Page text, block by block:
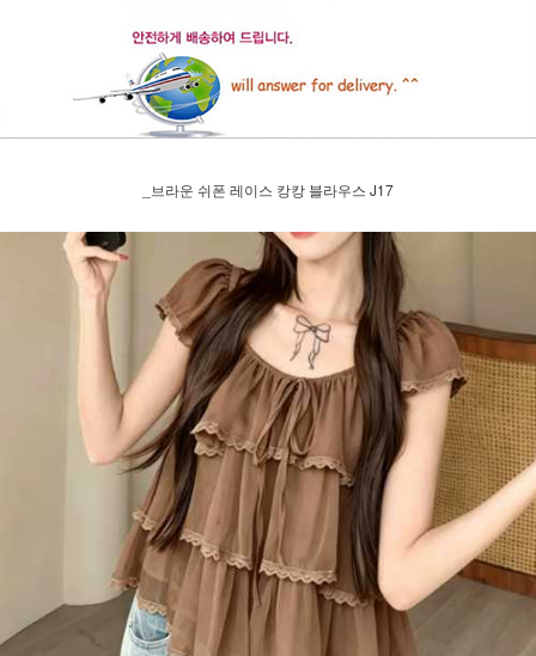
_브라운 쉬폰 레이스 캉캉 블라우스 J17